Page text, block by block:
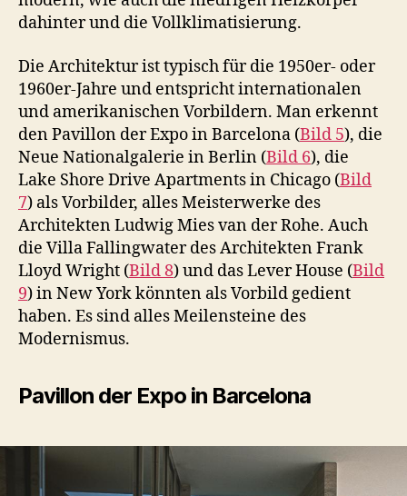
dahinter und die Vollklimatisierung.
Die Architektur ist typisch für die 1950er- oder
1960er-Jahre und entspricht internationalen
und amerikanischen Vorbildern. Man erkennt
den Pavillon der Expo in Barcelona (Bild 5), die
Neue Nationalgalerie in Berlin (Bild 6), die
Lake Shore Drive Apartments in Chicago (Bild
7) als Vorbilder, alles Meisterwerke des
Architekten Ludwig Mies van der Rohe. Auch
die Villa Fallingwater des Architekten Frank
Lloyd Wright (Bild 8) und das Lever House (Bild
9) in New York könnten als Vorbild gedient
haben. Es sind alles Meilensteine des
Modernismus.
Pavillon der Expo in Barcelona